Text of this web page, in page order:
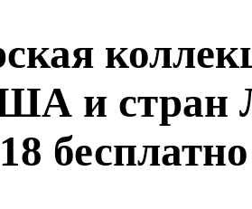
и стран
бесплатно